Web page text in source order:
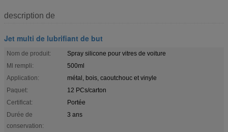
description de
Jet multi de lubrifiant de but
Nom de produit:
Spray silicone pour vitres de voiture
Ml rempli:
500ml
Application:
métal, bois, caoutchouc et vinyle
Paquet:
12 PCs/carton
Certificat:
Portée
Durée de
conservation:
3 ans